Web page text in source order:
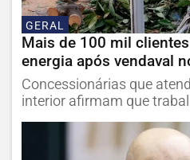
GERAL
Mais de 100 mil
energia após vendaval
Concessionárias que
interior afirmam que